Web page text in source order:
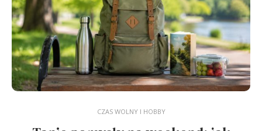
CZAS WOLNY I HOBBY